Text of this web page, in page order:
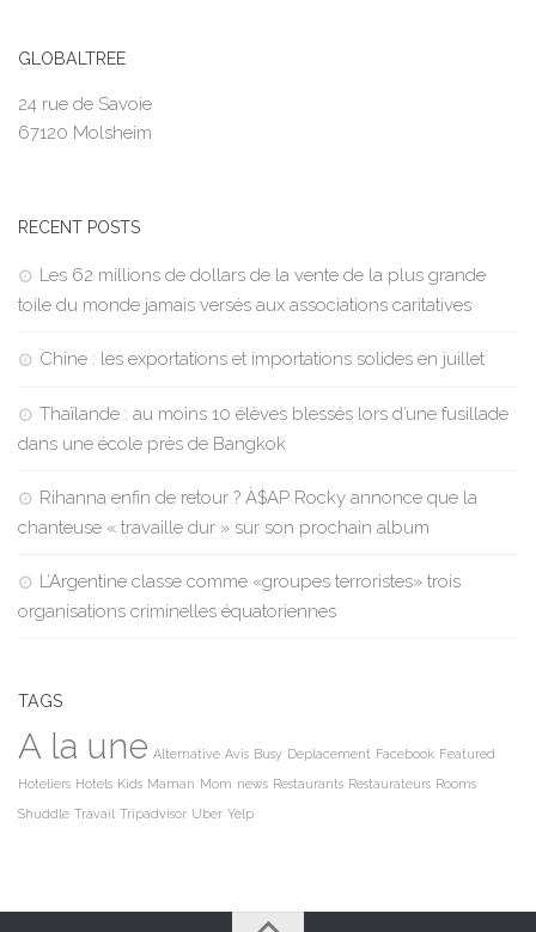
GLOBALTREE
24 rue de Savoie
67120 Molsheim
RECENT POSTS
Les 62 millions de dollars de la vente de la plus grande
toile du monde jamais versés aux associations caritatives
Chine : les exportations et importations solides en juillet
Thaïlande : au moins 10 élèves blessés lors d’une fusillade
dans une école près de Bangkok
Rihanna enfin de retour ? À$AP Rocky annonce que la
chanteuse « travaille dur » sur son prochain album
L’Argentine classe comme «groupes terroristes» trois
organisations criminelles équatoriennes
TAGS
A la une Alternative Avis Busy Deplacement Facebook Featured
Hoteliers Hotels Kids Maman Mom news Restaurants Restaurateurs Rooms
Shuddle Travail Tripadvisor Uber Yelp